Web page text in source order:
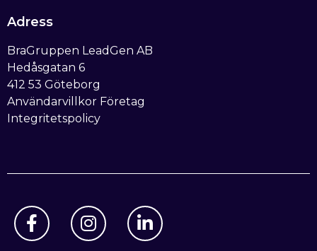
Adress
BraGruppen LeadGen AB
Hedåsgatan 6
412 53 Göteborg
Användarvillkor Företag
Integritetspolicy